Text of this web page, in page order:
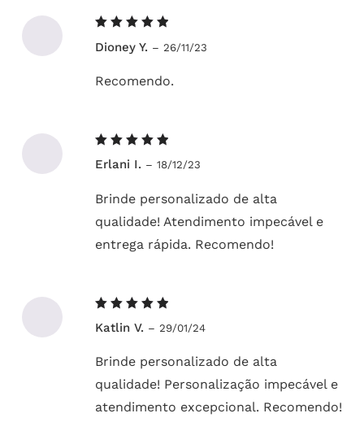
5de 5
Dioney Y. – 26/11/23
Recomendo.
5de 5
Erlani I. – 18/12/23
Brinde personalizado de alta
qualidade! Atendimento impecável e
entrega rápida. Recomendo!
5de 5
Katlin V. – 29/01/24
Brinde personalizado de alta
qualidade! Personalização impecável e
atendimento excepcional. Recomendo!